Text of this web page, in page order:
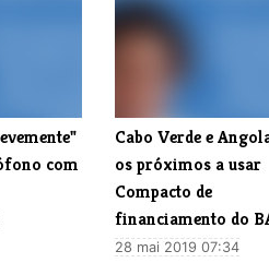
com
​Cabo Verde e
os próximos a usar
Compacto de
financiamento do
28 mai 2019 07:34